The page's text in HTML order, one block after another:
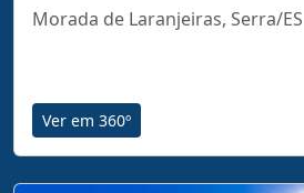
Morada de Laranjeiras, Serra/ES
Ver em 360º